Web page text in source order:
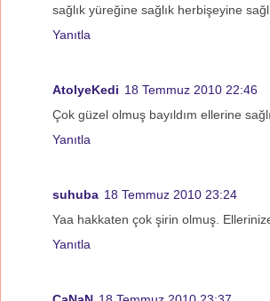
sağlık yüreğine sağlık herbişeyine
Yanıtla
AtolyeKedi 18 Temmuz 2010 22:46
Çok güzel olmuş bayıldım ellerine
Yanıtla
suhuba 18 Temmuz 2010 23:24
Yaa hakkaten çok şirin olmuş.
Yanıtla